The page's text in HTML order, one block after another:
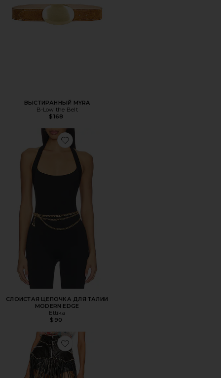
ВЫСТИРАННЫЙ MYRA
B-Low the Belt
$168
Favorite СЛОИСТАЯ ЦЕПОЧКА ДЛЯ ТАЛИИ MODERN
СЛОИСТАЯ ЦЕПОЧКА ДЛЯ ТАЛИИ
MODERN EDGE
Ettika
$90
Favorite ПОЯС TEXAS